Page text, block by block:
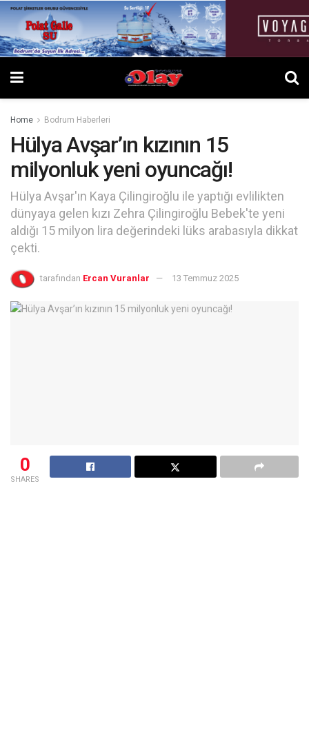
Home Bodrum Haberleri
Hülya Avşar’ın kızının 15
milyonluk yeni oyuncağı!
Hülya Avşar'ın Kaya Çilingiroğlu ile yaptığı evlilikten
dünyaya gelen kızı Zehra Çilingiroğlu Bebek'te yeni
aldığı 15 milyon lira değerindeki lüks arabasıyla dikkat
çekti.
tarafından Ercan Vuranlar 13 Temmuz 2025
0
SHARES